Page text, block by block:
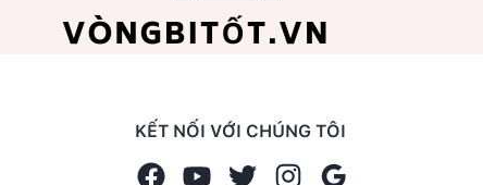
KẾT NỐI VỚI CHÚNG TÔI